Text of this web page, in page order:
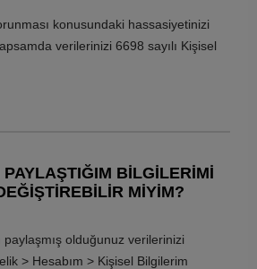
konusundaki hassasiyetinizi
verilerinizi 6698 sayılı Kişisel
(“Kanun” olarak anılacaktır)
üzerinden ulaşabilirsiniz.
Korunması Kanunu / Aydınlatma Metni
BILGILERIMI
MIYIM?
olduğunuz verilerinizi
> Hesabım > Kişisel Bilgilerim